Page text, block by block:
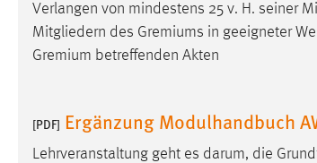
Verlangen von mindestens 25 v. H. seiner
Mitgliedern des Gremiums in geeigneter
Gremium betreffenden Akten
[PDF] Ergänzung Modulhandbuch
Lehrveranstaltung geht es darum, die
EXTERNE MEDIEN
Um Inhalte von Videoplattformen und Social
YouTube